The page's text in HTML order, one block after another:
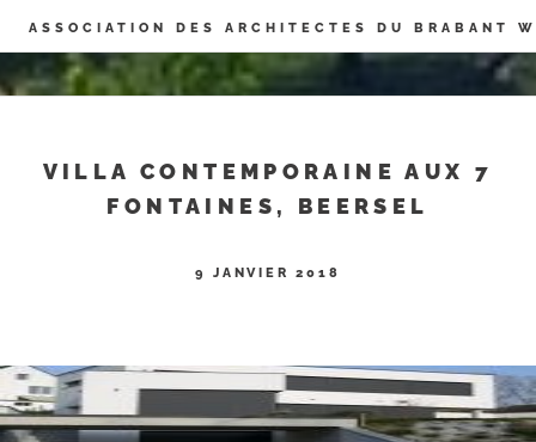
Panneau de gestion des cookies
ASSOCIATION DES ARCHITECTES DU BRABANT
VILLA CONTEMPORAINE AUX 7
FONTAINES, BEERSEL
9 JANVIER 2018